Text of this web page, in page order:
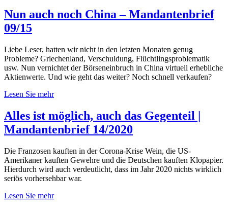
Nun auch noch China – Mandantenbrief
09/15
Liebe Leser, hatten wir nicht in den letzten Monaten genug
Probleme? Griechenland, Verschuldung, Flüchtlingsproblematik
usw. Nun vernichtet der Börseneinbruch in China virtuell erhebliche
Aktienwerte. Und wie geht das weiter? Noch schnell verkaufen?
Lesen Sie mehr
Alles ist möglich, auch das Gegenteil |
Mandantenbrief 14/2020
Die Franzosen kauften in der Corona-Krise Wein, die US-
Amerikaner kauften Gewehre und die Deutschen kauften Klopapier.
Hierdurch wird auch verdeutlicht, dass im Jahr 2020 nichts wirklich
seriös vorhersehbar war.
Lesen Sie mehr